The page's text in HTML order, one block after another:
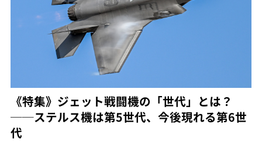
《特集》ジェット戦闘機の「世代」とは？
──ステルス機は第5世代、今後現れる第6世
代